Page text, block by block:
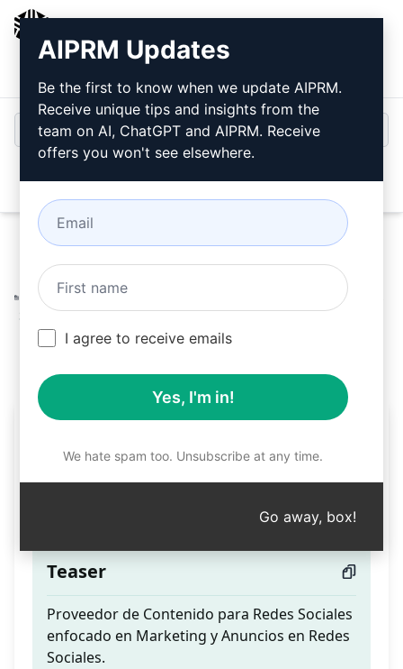
Inicio de sesión
Home / Ayudas AI
Social Media
Prompts /
Proveedor de Contenido para Anuncios en Redes
Sociales| 100% Preciso /
Sudheer Rao
October 3, 2024
Proveedor de Contenido
para Anuncios en Redes
Teaser
Proveedor de Contenido para Redes Sociales
enfocado en Marketing y Anuncios en Redes
Sociales.
AIPRM Updates
Be the first to know when we update AIPRM.
Receive unique tips and insights from the
team on AI, ChatGPT and AIPRM. Receive
offers you won't see elsewhere.
I agree to receive emails
Yes, I'm in!
We hate spam too. Unsubscribe at any time.
Go away, box!